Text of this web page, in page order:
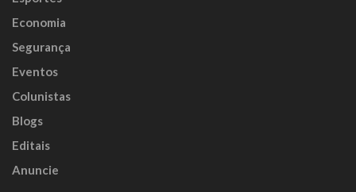
Economia
Segurança
Eventos
Colunistas
Blogs
Editais
Anuncie